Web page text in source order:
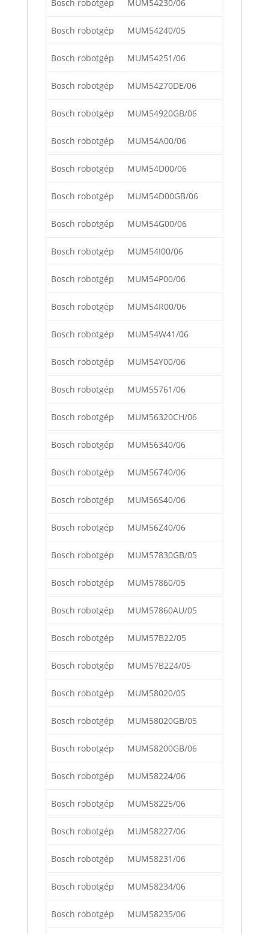
Bosch robotgép MUM54230/06
Bosch robotgép MUM54240/05
Bosch robotgép MUM54251/06
Bosch robotgép MUM54270DE/06
Bosch robotgép MUM54920GB/06
Bosch robotgép MUM54A00/06
Bosch robotgép MUM54D00/06
Bosch robotgép MUM54D00GB/06
Bosch robotgép MUM54G00/06
Bosch robotgép MUM54I00/06
Bosch robotgép MUM54P00/06
Bosch robotgép MUM54R00/06
Bosch robotgép MUM54W41/06
Bosch robotgép MUM54Y00/06
Bosch robotgép MUM55761/06
Bosch robotgép MUM56320CH/06
Bosch robotgép MUM56340/06
Bosch robotgép MUM56740/06
Bosch robotgép MUM56S40/06
Bosch robotgép MUM56Z40/06
Bosch robotgép MUM57830GB/05
Bosch robotgép MUM57860/05
Bosch robotgép MUM57860AU/05
Bosch robotgép MUM57B22/05
Bosch robotgép MUM57B224/05
Bosch robotgép MUM58020/05
Bosch robotgép MUM58020GB/05
Bosch robotgép MUM58200GB/06
Bosch robotgép MUM58224/06
Bosch robotgép MUM58225/06
Bosch robotgép MUM58227/06
Bosch robotgép MUM58231/06
Bosch robotgép MUM58234/06
Bosch robotgép MUM58235/06